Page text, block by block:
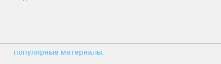
популярные материалы: